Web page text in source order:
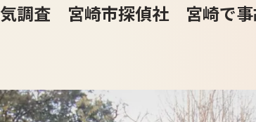
調査 宮崎市探偵社 宮崎で事